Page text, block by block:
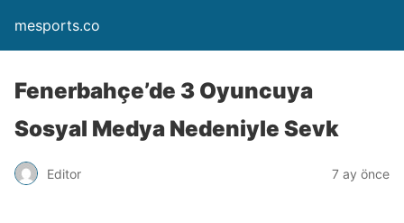
mesports.co
Fenerbahçe’de 3 Oyuncuya
Sosyal Medya Nedeniyle Sevk
Editor 7 ay önce